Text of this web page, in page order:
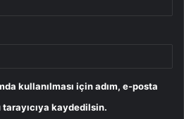
kullanılması için adım, e-posta
kaydedilsin.